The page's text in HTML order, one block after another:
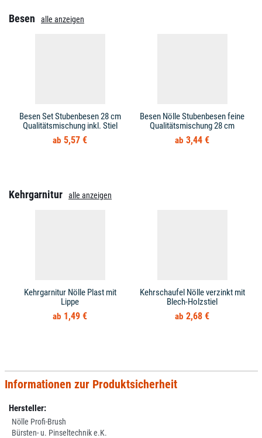
Besen alle anzeigen
Besen Set Stubenbesen 28 cm
Qualitätsmischung inkl. Stiel
5,57 €
Besen Nölle Stubenbesen feine
Qualitätsmischung 28 cm
3,44 €
Kehrgarnitur alle anzeigen
Kehrgarnitur Nölle Plast mit
Lippe
1,49 €
Kehrschaufel Nölle verzinkt mit
Blech-Holzstiel
2,68 €
Informationen zur Produktsicherheit
Hersteller:
Nölle Profi-Brush
Bürsten- u. Pinseltechnik e.K.